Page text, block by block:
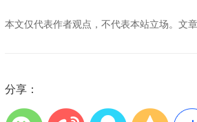
本文仅代表作者观点，不代表本站立场。文
分享：